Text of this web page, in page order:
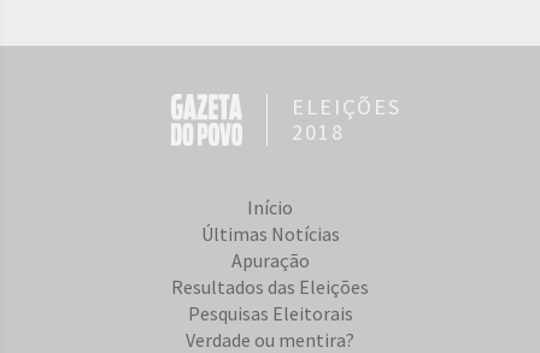
ELEIÇÕES
2018
Início
Últimas Notícias
Apuração
Resultados das Eleições
Pesquisas Eleitorais
Verdade ou mentira?